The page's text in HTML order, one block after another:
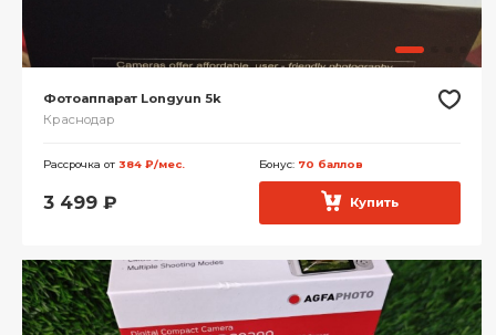
Фотоаппарат Longyun 5k
Краснодар
Рассрочка от 384 ₽/мес. Бонус: 70 баллов
3 499 ₽ Купить